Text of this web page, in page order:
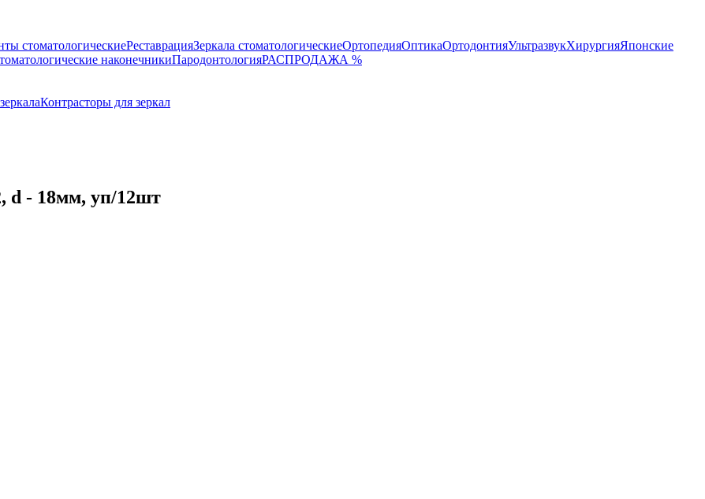
стоматологическиеРеставрацияЗеркала стоматологическиеОртопедияОптикаОртодонтияУльтразвукХирургияЯпонские
наконечникиПародонтологияРАСПРОДАЖА %
Контрасторы для зеркал
d - 18мм, уп/12шт